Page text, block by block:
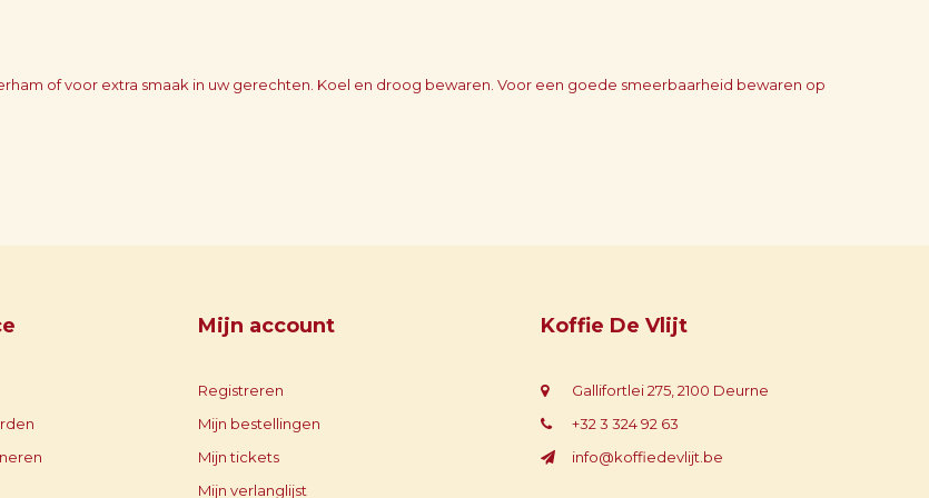
of voor extra smaak in uw gerechten. Koel en droog bewaren. Voor een goede smeerbaarheid bewaren op
Mijn account
Registreren
Mijn bestellingen
Mijn tickets
Mijn verlanglijst
Koffie De Vlijt
Gallifortlei 275, 2100 Deurne
+32 3 324 92 63
info@koffiedevlijt.be